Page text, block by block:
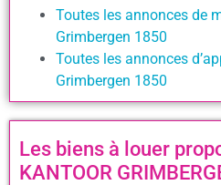
Toutes les annonces de
Grimbergen 1850
Toutes les annonces
Grimbergen 1850
Les biens à louer
KANTOOR